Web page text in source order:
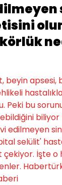
beyin apsesi,
Peki bu
biliyor
edilmeyen
selülit'
İşte o